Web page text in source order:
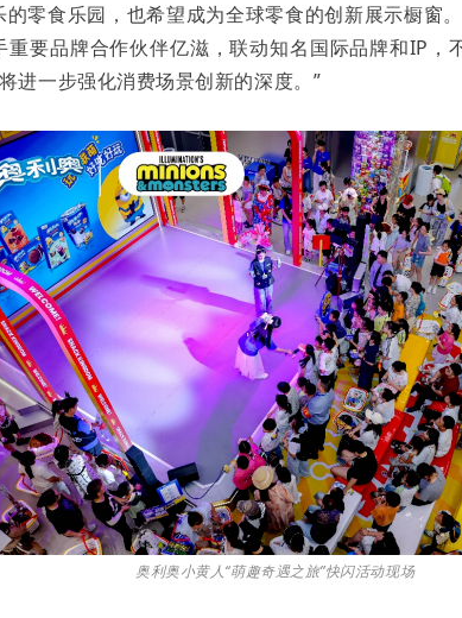
的零食乐园，也希望成为全球零食的创新展示橱窗
重要品牌合作伙伴亿滋，联动知名国际品牌和IP，
进一步强化消费场景创新的深度。”
奥利奥小黄人“萌趣奇遇之旅”快闪活动现场